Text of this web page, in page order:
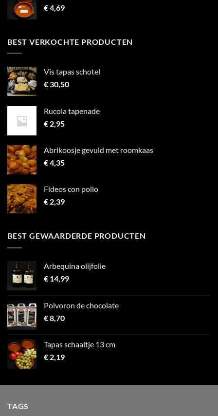
€4,69
BEST VERKOCHTE PRODUCTEN
Vis tapas schotel
€30,50
Rucola tapenade
€ 2,95
Abrikoosje gevuld met roomkaas
€4,35
Fideos con pollo
€ 2,39
BEST GEWAARDERDE PRODUCTEN
Arbequina olijfolie
€ 14,99
Polvoron de chocolate
€8,70
Tapas schaaltje 13 cm
€ 2,19
TAGS